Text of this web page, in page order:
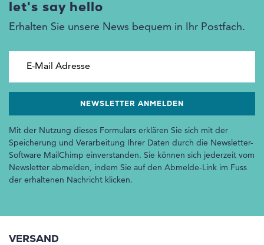
let's say hello
Erhalten Sie unsere News bequem in Ihr Postfach.
Mit der Nutzung dieses Formulars erklären Sie sich mit der
Speicherung und Verarbeitung Ihrer Daten durch die Newsletter-
Software MailChimp einverstanden. Sie können sich jederzeit vom
Newsletter abmelden, indem Sie auf den Abmelde-Link im Fuss
der erhaltenen Nachricht klicken.
VERSAND